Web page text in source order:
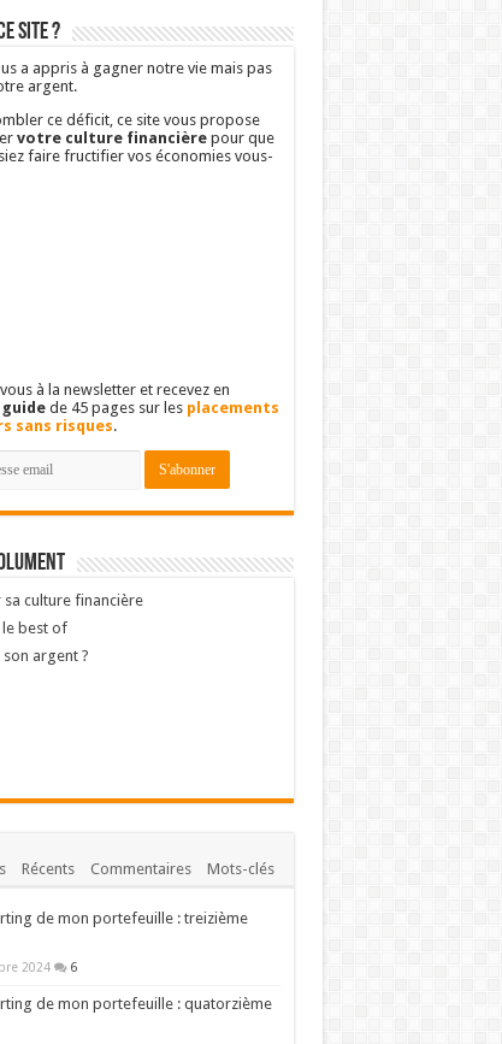
site ?
a appris à gagner notre vie mais pas
argent.
ce déficit, ce site vous propose
votre culture financièrepour que
faire fructifier vos économies vous-
à la newsletter et recevez en
guidede 45 pages sur les placements
sans risques.
culture financière
best of
argent ?
Récents Commentaires Mots-clés
de mon portefeuille : treizième
2024 6
de mon portefeuille : quatorzième